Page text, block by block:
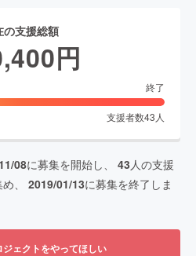
の支援総額
円
終了
支援者数43 人
08に募集を開始し、 43人の支援
、 2019/01/13に募集を終了しま
ジェクトをやってほしい